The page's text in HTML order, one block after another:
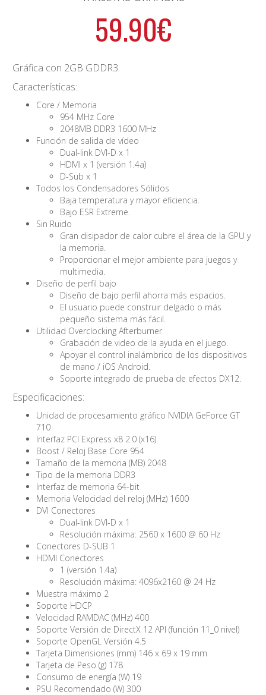
59.90€
Gráfica con 2GB GDDR3.
Características:
Core / Memoria
954 MHz Core
2048MB DDR3 1600 MHz
Función de salida de vídeo
Dual-link DVI-D x 1
HDMI x 1 (versión 1.4a)
D-Sub x 1
Todos los Condensadores Sólidos
Baja temperatura y mayor eficiencia.
Bajo ESR Extreme.
Sin Ruido
Gran disipador de calor cubre el área de la GPU y
la memoria.
Proporcionar el mejor ambiente para juegos y
multimedia.
Diseño de perfil bajo
Diseño de bajo perfil ahorra más espacios.
El usuario puede construir delgado o más
pequeño sistema más fácil.
Utilidad Overclocking Afterburner
Grabación de video de la ayuda en el juego.
Apoyar el control inalámbrico de los dispositivos
de mano / iOS Android.
Soporte integrado de prueba de efectos DX12.
Especificaciones:
Unidad de procesamiento gráfico NVIDIA GeForce GT
710
Interfaz PCI Express x8 2.0 (x16)
Boost / Reloj Base Core 954
Tamaño de la memoria (MB) 2048
Tipo de la memoria DDR3
Interfaz de memoria 64-bit
Memoria Velocidad del reloj (MHz) 1600
DVI Conectores
Dual-link DVI-D x 1
Resolución máxima: 2560 x 1600 @ 60 Hz
Conectores D-SUB 1
HDMI Conectores
1 (versión 1.4a)
Resolución máxima: 4096x2160 @ 24 Hz
Muestra máximo 2
Soporte HDCP
Velocidad RAMDAC (MHz) 400
Soporte Versión de DirectX 12 API (función 11_0 nivel)
Soporte OpenGL Versión 4.5
Tarjeta Dimensiones (mm) 146 x 69 x 19 mm
Tarjeta de Peso (g) 178
Consumo de energía (W) 19
PSU Recomendado (W) 300